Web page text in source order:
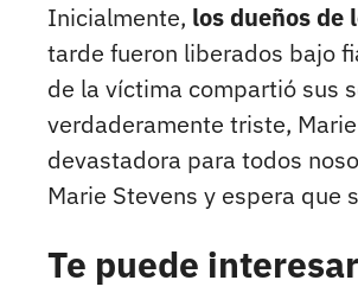
Inicialmente, los dueños de
tarde fueron liberados bajo
de la víctima compartió sus
verdaderamente triste,
devastadora para todos
Marie Stevens y espera que
Te puede